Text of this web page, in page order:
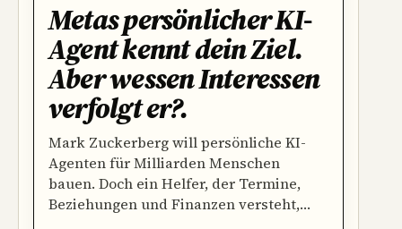
Metas persönlicher KI-
Agent kennt dein Ziel.
Aber wessen Interessen
verfolgt er?.
Mark Zuckerberg will persönliche KI-
Agenten für Milliarden Menschen
bauen. Doch ein Helfer, der Termine,
Beziehungen und Finanzen versteht,